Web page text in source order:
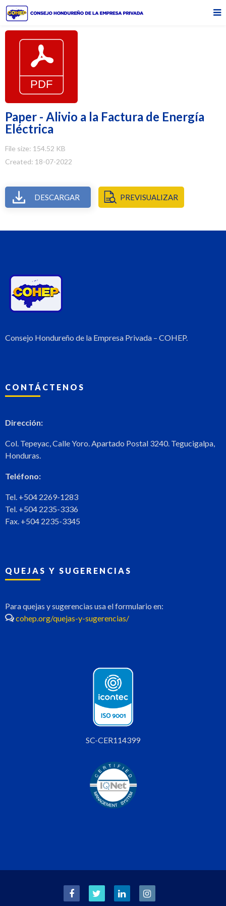
Paper - Alivio a la Factura de Energía
Eléctrica
File size: 154.52 KB
Created: 18-07-2022
DESCARGAR PREVISUALIZAR
Consejo Hondureño de la Empresa Privada – COHEP.
CONTÁCTENOS
Dirección:
Col. Tepeyac, Calle Yoro. Apartado Postal 3240. Tegucigalpa,
Honduras.
Teléfono:
Tel. +504 2269-1283
Tel. +504 2235-3336
Fax. +504 2235-3345
QUEJAS Y SUGERENCIAS
Para quejas y sugerencias usa el formulario en:
cohep.org/quejas-y-sugerencias/
SC-CER114399